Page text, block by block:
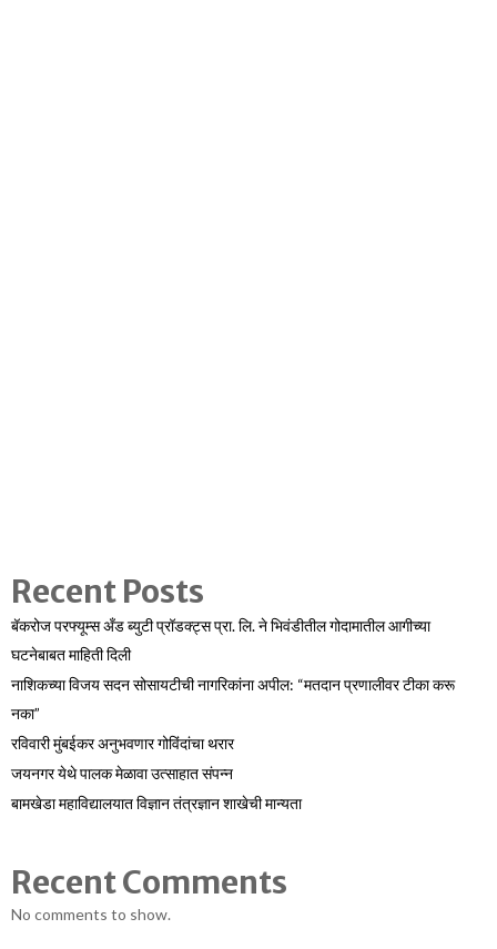
Recent Posts
बॅकरोज परफ्यूम्स अँड ब्युटी प्रॉडक्ट्स प्रा. लि. ने भिवंडीतील गोदामातील आगीच्या
घटनेबाबत माहिती दिली
नाशिकच्या विजय सदन सोसायटीची नागरिकांना अपील: “मतदान प्रणालीवर टीका करू
नका”
रविवारी मुंबईकर अनुभवणार गोविंदांचा थरार
जयनगर येथे पालक मेळावा उत्साहात संपन्न
बामखेडा महाविद्यालयात विज्ञान तंत्रज्ञान शाखेची मान्यता
Recent Comments
No comments to show.